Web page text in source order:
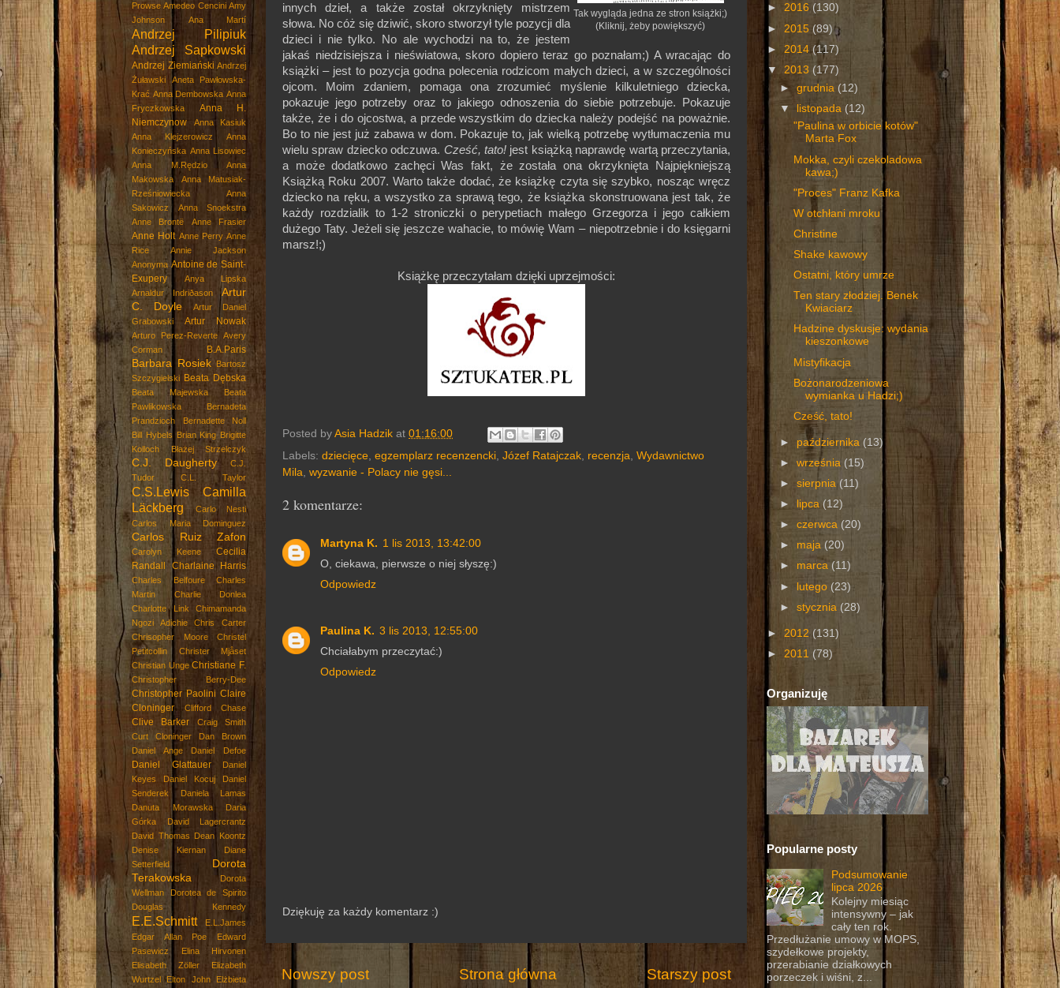
Tak wygląda jedna ze stron książki;)
(Kliknij, żeby powiększyć)
innych dzieł, a także został okrzyknięty mistrzem
słowa. No cóż się dziwić, skoro stworzył tyle pozycji dla
dzieci i nie tylko. No ale wychodzi na to, że jestem
jakaś niedzisiejsza i nieświatowa, skoro dopiero teraz go poznałam;) A wracając do
książki – jest to pozycja godna polecenia rodzicom małych dzieci, a w szczególności
ojcom. Moim zdaniem, pomaga ona zrozumieć myślenie kilkuletniego dziecka,
pokazuje jego potrzeby oraz to jakiego odnoszenia do siebie potrzebuje. Pokazuje
także, że i do ojcostwa, a przede wszystkim do dziecka należy podejść na poważnie.
Bo to nie jest już zabawa w dom. Pokazuje to, jak wielką potrzebę wytłumaczenia mu
wielu spraw dziecko odczuwa. Cześć, tato! jest książką naprawdę wartą przeczytania,
a może dodatkowo zachęci Was fakt, że została ona okrzyknięta Najpiękniejszą
Książką Roku 2007. Warto także dodać, że książkę czyta się szybko, nosząc wręcz
dziecko na ręku, a wszystko za sprawą tego, że książka skonstruowana jest tak, że
każdy rozdzialik to 1-2 stroniczki o perypetiach małego Grzegorza i jego całkiem
dużego Taty. Jeżeli się jeszcze wahacie, to mówię Wam – niepotrzebnie i do księgarni
marsz!;)
Książkę przeczytałam dzięki uprzejmości:
Posted by Asia Hadzik at 01:16:00
Labels: dziecięce egzemplarz recenzencki Józef Ratajczak recenzja Wydawnictwo
Mila wyzwanie - Polacy nie gęsi...
2 komentarze:
Martyna K. 1 lis 2013, 13:42:00
O, ciekawa, pierwsze o niej słyszę:)
Odpowiedz
Paulina K. 3 lis 2013, 12:55:00
Chciałabym przeczytać:)
Odpowiedz
Dziękuję za każdy komentarz :)
Nowszy post Starszy post
Strona główna
Prowse Amedeo Cencini Amy
Johnson
Ana Martí
Andrzej Pilipiuk
Andrzej Sapkowski
Andrzej Ziemiański Andrzej
Żuławski
Aneta Pawłowska-
Krać Anna Dembowska Anna
Fryczkowska
Anna H.
Niemczynow
Anna Kasiuk
Anna Klejzerowicz
Anna
Konieczyńska Anna Lisowiec
Anna M.Rędzio
Anna
Makowska
Anna Matusiak-
Rześniowiecka
Anna
Sakowicz
Anna Snoekstra
Anne Brontë
Anne Frasier
Anne Holt Anne Perry Anne
Rice
Annie Jackson
Anonyma Antoine de Saint-
Exupery
Anya Lipska
Arnaldur Indriðason
Artur
C. Doyle
Artur Daniel
Grabowski
Artur Nowak
Arturo Perez-Reverte Avery
Corman
B.A.Paris
Barbara Rosiek
Bartosz
Szczygielski Beata Dębska
Beata Majewska
Beata
Pawlikowska
Bernadeta
Prandzioch
Bernadette Noll
Bill Hybels
Brian King Brigitte
Kolloch
Błażej Strzelczyk
C.J. Daugherty
C.J.
Tudor
C.L. Taylor
C.S.Lewis
Camilla
Läckberg
Carlo Nesti
Carlos Maria Dominguez
Carlos Ruiz Zafon
Carolyn Keene
Cecilia
Randall
Charlaine Harris
Charles Belfoure
Charles
Martin
Charlie Donlea
Charlotte Link
Chimamanda
Ngozi Adichie
Chris Carter
Chrisopher Moore
Christel
Petitcollin
Christer Mjåset
Christian Unge Christiane F.
Christopher Berry-Dee
Christopher Paolini Claire
Cloninger
Clifford Chase
Clive Barker
Craig Smith
Curt Cloninger
Dan Brown
Daniel Ange
Daniel Defoe
Daniel Glattauer
Daniel
Keyes
Daniel Kocuj
Daniel
Senderek
Daniela Lamas
Danuta Morawska
Daria
Górka
David Lagercrantz
David Thomas
Dean Koontz
Denise Kiernan
Diane
Setterfield
Dorota
Terakowska
Dorota
Wellman
Dorotea de Spirito
Douglas Kennedy
E.E.Schmitt
E.L.James
Edgar Allan Poe
Edward
Pasewicz
Elina Hirvonen
Elisabeth Zöller
Elizabeth
Wurtzel
Elton John
Elżbieta
► 2016 (130)
► 2015 (89)
► 2014(117)
▼ 2013 (177)
►grudnia (12)
▼ listopada(12)
"Paulina w orbicie kotów"
Marta Fox
Mokka, czyli czekoladowa
kawa;)
"Proces" Franz Kafka
W otchłani mroku
Christine
Shake kawowy
Ostatni, który umrze
Ten stary złodziej. Benek
Kwiaciarz
Hadzine dyskusje: wydania
kieszonkowe
Mistyfikacja
Bożonarodzeniowa
wymianka u Hadzi;)
Cześć, tato!
► października (13)
►września (15)
►sierpnia (11)
►
lipca(12)
►czerwca(20)
► maja (20)
► marca(11)
► lutego (23)
►stycznia (28)
► 2012 (131)
► 2011 (78)
Organizuję
Popularne posty
Podsumowanie
lipca 2026
Kolejny miesiąc
intensywny – jak
cały ten rok.
Przedłużanie umowy w MOPS,
szydełkowe projekty,
przerabianie działkowych
porzeczek i wiśni, z...